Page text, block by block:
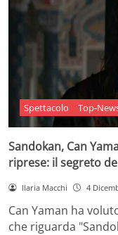
Spettacolo Top-
Sandokan, Can
riprese: il segreto
Ilaria Macchi 4
Can Yaman ha
che riguarda